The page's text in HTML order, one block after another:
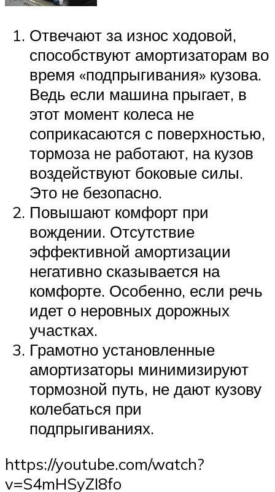
Отвечают за износ ходовой,
способствуют амортизаторам во
время «подпрыгивания» кузова.
Ведь если машина прыгает, в
этот момент колеса не
соприкасаются с поверхностью,
тормоза не работают, на кузов
воздействуют боковые силы.
Это не безопасно.
Повышают комфорт при
вождении. Отсутствие
эффективной амортизации
негативно сказывается на
комфорте. Особенно, если речь
идет о неровных дорожных
участках.
Грамотно установленные
амортизаторы минимизируют
тормозной путь, не дают кузову
колебаться при
подпрыгиваниях.
https://youtube.com/watch?
v=S4mHSyZI8fo